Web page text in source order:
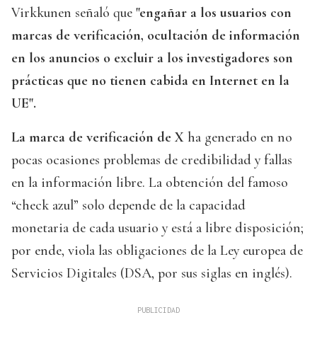
Virkkunen señaló que "engañar a los usuarios con
marcas de verificación, ocultación de información
en los anuncios o excluir a los investigadores son
prácticas que no tienen cabida en Internet en la
UE".
La marca de verificación de X ha generado en no
pocas ocasiones problemas de credibilidad y fallas
en la información libre. La obtención del famoso
“check azul” solo depende de la capacidad
monetaria de cada usuario y está a libre disposición;
por ende, viola las obligaciones de la Ley europea de
Servicios Digitales (DSA, por sus siglas en inglés).